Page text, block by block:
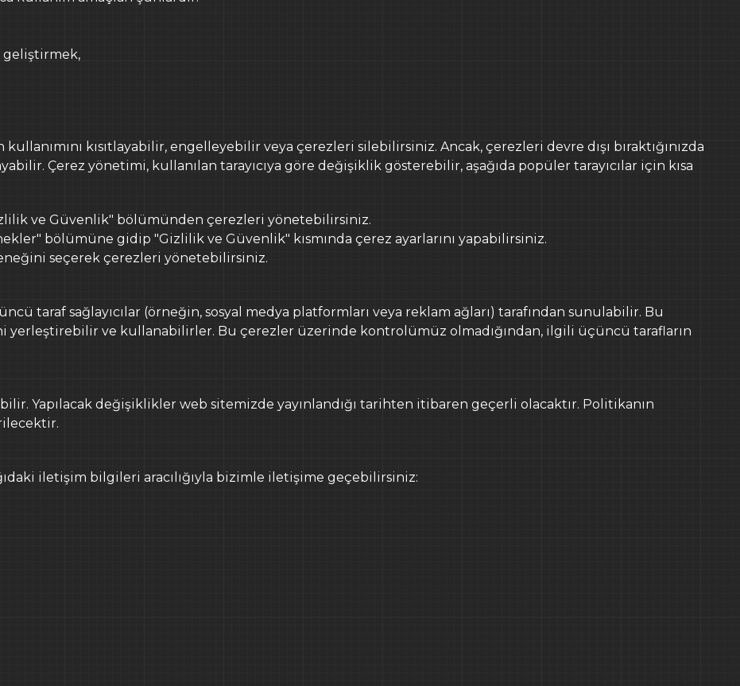
geliştirmek,
kullanımını kısıtlayabilir, engelleyebilir veya çerezleri silebilirsiniz. Ancak, çerezleri devre dışı bıraktığınızda
Çerez yönetimi, kullanılan tarayıcıya göre değişiklik gösterebilir, aşağıda popüler tarayıcılar için kısa
ve Güvenlik" bölümünden çerezleri yönetebilirsiniz.
bölümüne gidip "Gizlilik ve Güvenlik" kısmında çerez ayarlarını yapabilirsiniz.
seçerek çerezleri yönetebilirsiniz.
taraf sağlayıcılar (örneğin, sosyal medya platformları veya reklam ağları) tarafından sunulabilir. Bu
ve kullanabilirler. Bu çerezler üzerinde kontrolümüz olmadığından, ilgili üçüncü tarafların
Yapılacak değişiklikler web sitemizde yayınlandığı tarihten itibaren geçerli olacaktır. Politikanın
iletişim bilgileri aracılığıyla bizimle iletişime geçebilirsiniz: